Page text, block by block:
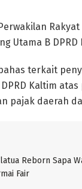
Utama B DPRD
terkait
Kaltim
pajak daerah
Reborn Sapa
Fair